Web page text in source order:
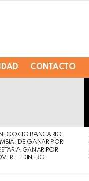
CONTACTO
BANCARIO
DE GANAR POR
A GANAR POR
EL DINERO